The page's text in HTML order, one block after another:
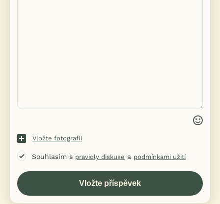
Vložte fotografii
Souhlasím s pravidly diskuse a podmínkami užití